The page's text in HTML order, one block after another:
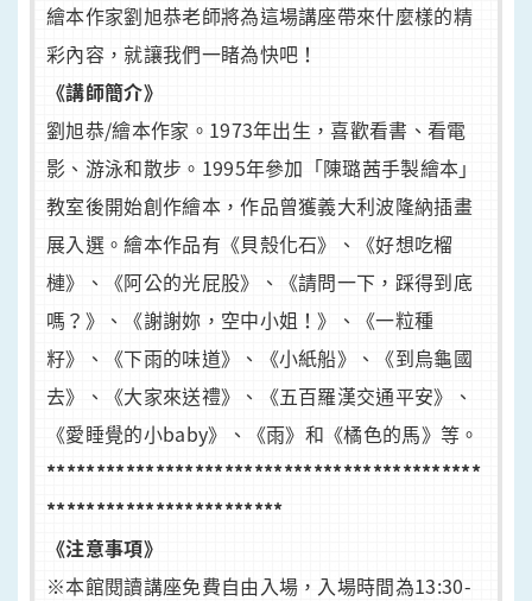
繪本作家劉旭恭老師將為這場講座帶來什麼樣的精
彩內容，就讓我們一睹為快吧！
《講師簡介》
劉旭恭/繪本作家。1973年出生，喜歡看書、看電
影、游泳和散步。1995年參加「陳璐茜手製繪本」
教室後開始創作繪本，作品曾獲義大利波隆納插畫
展入選。繪本作品有《貝殼化石》、《好想吃榴
槤》、《阿公的光屁股》、《請問一下，踩得到底
嗎？》、《謝謝妳，空中小姐！》、《一粒種
籽》、《下雨的味道》、《小紙船》、《到烏龜國
去》、《大家來送禮》、《五百羅漢交通平安》、
《愛睡覺的小baby》、《雨》和《橘色的馬》等。
********************************************
************************
《注意事項》
※本館閱讀講座免費自由入場，入場時間為13:30-